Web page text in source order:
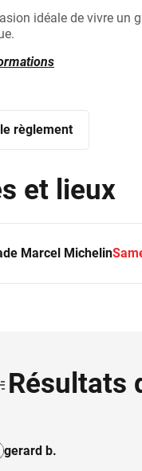
idéale de vivre
règlement
et lieux
Marcel Michelin
Résultats
gerard b.